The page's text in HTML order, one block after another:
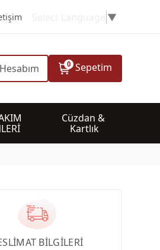
▼
Hesabım 0 Sepetim
Cüzdan &
Kartlık
BİLGİLERİ